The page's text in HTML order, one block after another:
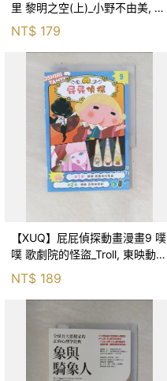
里 黎明之空(上)_小野不由美, 王
蘊潔
NT$ 179
【XUQ】屁屁偵探動畫漫畫9 噗
噗 歌劇院的怪盜_Troll, 東映動畫
株式會社, 張東君
NT$ 189